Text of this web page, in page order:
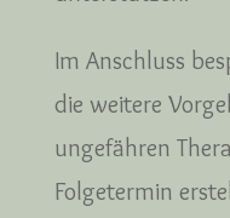
Im Anschluss
die weitere
ungefähren
Folgetermin